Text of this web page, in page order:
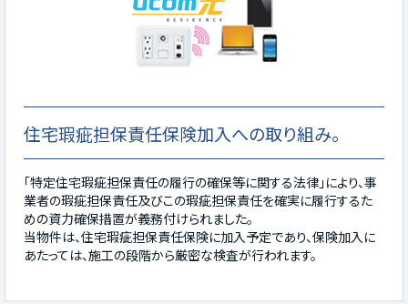
住宅瑕疵担保責任保険加入への取り組み。
「特定住宅瑕疵担保責任の履行の確保等に関する法律」により、事
業者の瑕疵担保責任及びこの瑕疵担保責任を確実に履行するた
めの資力確保措置が義務付けられました。
当物件は、住宅瑕疵担保責任保険に加入予定であり、保険加入に
あたっては、施工の段階から厳密な検査が行われます。